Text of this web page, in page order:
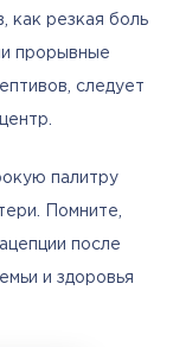
как резкая боль
прорывные
следует
палитру
Помните,
после
и здоровья